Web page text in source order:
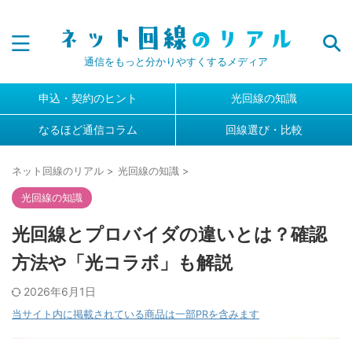
通信をもっと分かりやすくするメディア
申込・契約のヒント 光回線の知識
なるほど通信コラム 回線選び・比較
ネット回線のリアル > 光回線の知識 >
光回線の知識
光回線とプロバイダの違いとは？確認
方法や「光コラボ」も解説
2026年6月1日
当サイト内に掲載されている商品は一部PRを含みます